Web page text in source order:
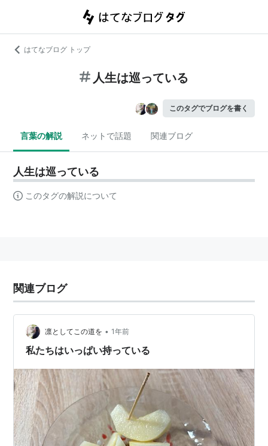
はてなブログ トップ
人生は巡っている
このタグでブログを書く
言葉の解説 ネットで話題 関連ブログ
人生は巡っている
このタグの解説について
関連ブログ
凛としてこの道を • 1年前
私たちはいっぱい持っている